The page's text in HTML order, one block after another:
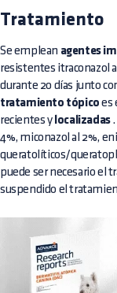
Tratamiento
Se emplean agentes
resistentes itraconazol
durante 20 días junto
tratamiento tópico es
recientes y localizadas.
4%, miconazol al 2%,
queratolíticos/
puede ser necesario el
suspendido el